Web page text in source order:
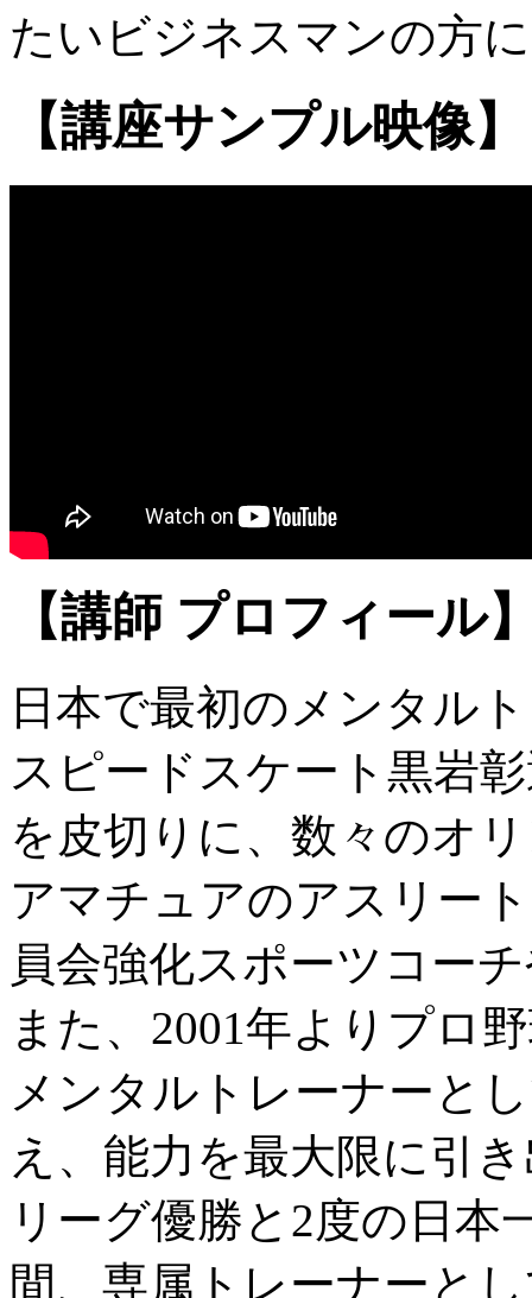
たいビジネスマンの方
【講座サンプル映像】
【講師 プロフィール
日本で最初のメンタル
スピードスケート黒岩
を皮切りに、数々のオ
アマチュアのアスリー
員会強化スポーツコー
また、2001年よりプロ
メンタルトレーナーと
え、能力を最大限に引
リーグ優勝と2度の日本
間、専属トレーナーと